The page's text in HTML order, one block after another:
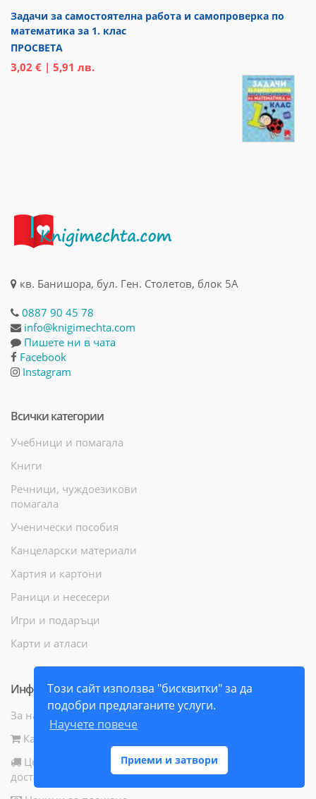
Този сайт използва "бисквитки" за да
подобри предлаганите услуги.
Научете повече
Приеми и затвори
Задачи за самостоятелна работа и самопроверка по
математика за 1. клас
ПРОСВЕТА
3,02 € | 5,91 лв.
кв. Банишора, бул. Ген. Столетов, блок 5А
0887 90 45 78
info@knigimechta.com
Пишете ни в чата
Facebook
Instagram
Всички категории
Учебници и помагала
Книги
Речници, чуждоезикови
помагала
Ученически пособия
Канцеларски материали
Хартия и картони
Раници и несесери
Игри и подаръци
Карти и атласи
Информация
За нас
Как да поръчам
Цени и начини за
доставка